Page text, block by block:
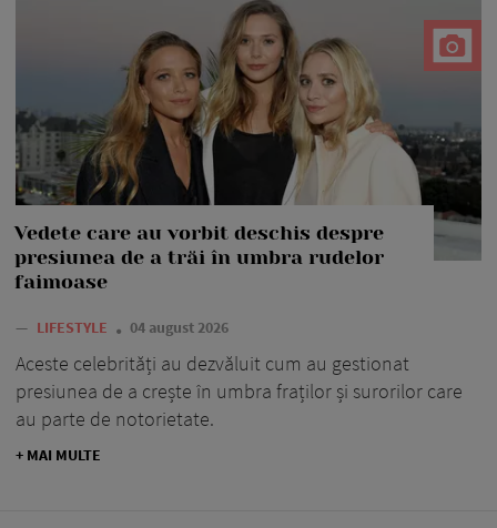
Vedete care au vorbit deschis despre
presiunea de a trăi în umbra rudelor
faimoase
— LIFESTYLE 04 august 2026
Aceste celebrități au dezvăluit cum au gestionat
presiunea de a crește în umbra fraților și surorilor care
au parte de notorietate.
+ MAI MULTE